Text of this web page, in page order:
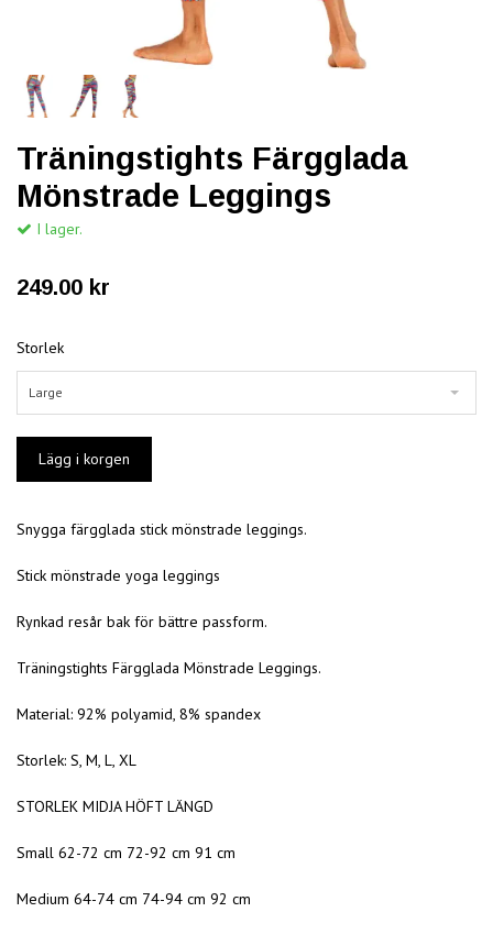
Träningstights Färgglada
Mönstrade Leggings
I lager.
249.00 kr
Storlek
Large
Snygga färgglada stick mönstrade leggings.
Stick mönstrade yoga leggings
Rynkad resår bak för bättre passform.
Träningstights Färgglada Mönstrade Leggings.
Material: 92% polyamid, 8% spandex
Storlek: S, M, L, XL
STORLEK MIDJA HÖFT LÄNGD
Small 62-72 cm 72-92 cm 91 cm
Medium 64-74 cm 74-94 cm 92 cm